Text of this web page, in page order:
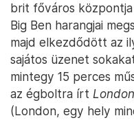
brit főváros
Big Ben harangjai
majd elkezdődött az
sajátos üzenet
mintegy 15 perces
az égboltra írt
(London, egy hely